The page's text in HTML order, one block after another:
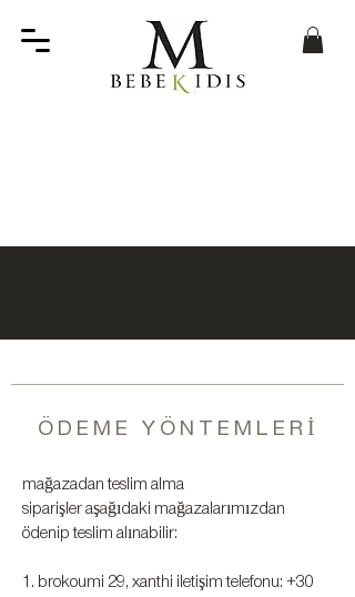
ÖDEME YÖNTEMLERİ
mağazadan teslim alma
siparişler aşağıdaki mağazalarımızdan
ödenip teslim alınabilir:
1. brokoumi 29, xanthi iletişim telefonu: +30